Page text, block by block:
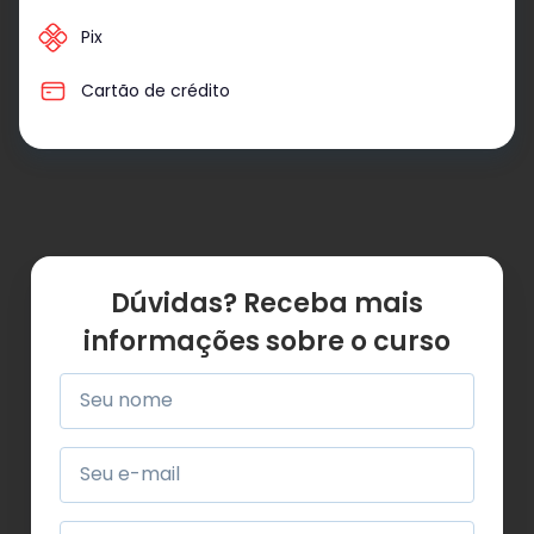
Pix
Cartão de crédito
Dúvidas? Receba mais
informações sobre o curso